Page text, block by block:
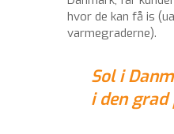
hvor de kan få is
varmegraderne).
Sol i
i den grad